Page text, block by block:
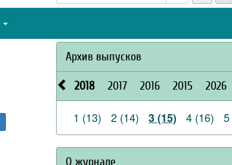
Архив выпусков
2018 2017 2016 2015 2026
1 (13) 2 (14) 3 (15) 4 (16)
О журнале